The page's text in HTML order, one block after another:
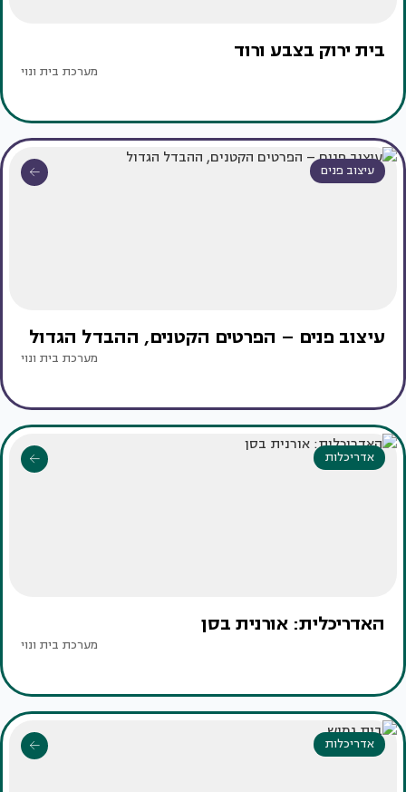
בית ירוק בצבע ורוד
מערכת בית ונוי
עיצוב פנים
עיצוב פנים – הפרטים הקטנים, ההבדל הגדול
מערכת בית ונוי
אדריכלות
האדריכלית: אורנית בסן
מערכת בית ונוי
אדריכלות